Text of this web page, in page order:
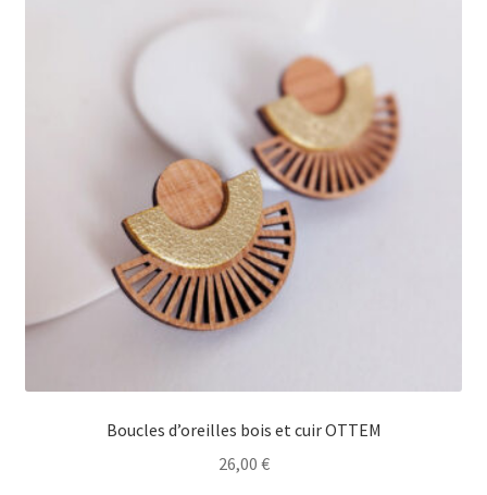
Boucles d’oreilles bois et cuir OTTEM
26,00 €